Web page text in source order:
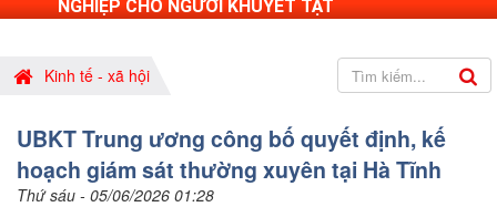
NGHIỆP CHO NGƯỜI KHUYẾT TẬT
Kinh tế - xã hội
UBKT Trung ương công bố quyết định, kế
hoạch giám sát thường xuyên tại Hà Tĩnh
Thứ sáu - 05/06/2026 01:28